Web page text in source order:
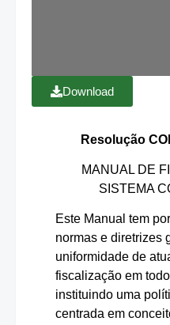
Download
Resolução
MANUAL DE
SISTEMA
Este Manual tem
normas e diretrizes
uniformidade de
fiscalização em
instituindo uma
centrada em